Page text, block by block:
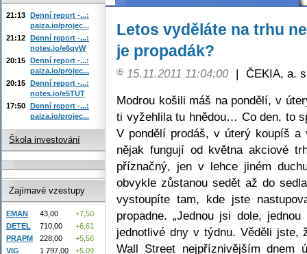
Letos vyděláte na trhu
je propadák?
15.11.2011 11:04:00 | ČEKIA, a.
Modrou košili máš na pondělí, v
ti vyžehlila tu hnědou… Co den, to
V pondělí prodáš, v úterý koupíš
nějak fungují od května akciové
příznačný, jen v lehce jiném
obvykle zůstanou sedět až do
vystoupíte tam, kde jste
propadne. „Jednou jsi dole,
jednotlivé dny v týdnu. Věděli
Wall Street nejpříznivějším dnem
21:13 Denní report -...:
paiza.io/projec...
21:12 Denní report -...:
notes.io/e6qyW
20:15 Denní report -...:
paiza.io/projec...
20:15 Denní report -...:
notes.io/e5TUT
17:50 Denní report -...:
paiza.io/projec...
Škola investování
Zajímavé vzestupy
EMAN 43,00
+7,50
DETEL
710,00
+6,61
PRAPM
228,00
+5,56
VIG
1 797,00
+5,09